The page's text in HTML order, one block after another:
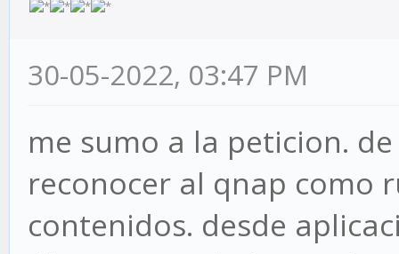
30-05-2022, 03:47 PM
me sumo a la peticion.
reconocer al qnap como
contenidos. desde